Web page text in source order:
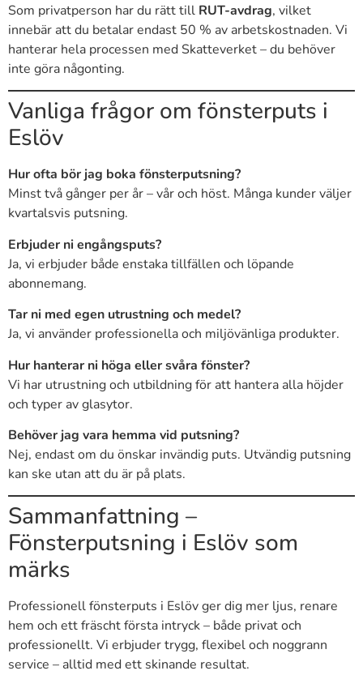
Som privatperson har du rätt till RUT-avdrag, vilket
innebär att du betalar endast 50 % av arbetskostnaden. Vi
hanterar hela processen med Skatteverket – du behöver
inte göra någonting.
Vanliga frågor om fönsterputs i
Eslöv
Hur ofta bör jag boka fönsterputsning?
Minst två gånger per år – vår och höst. Många kunder väljer
kvartalsvis putsning.
Erbjuder ni engångsputs?
Ja, vi erbjuder både enstaka tillfällen och löpande
abonnemang.
Tar ni med egen utrustning och medel?
Ja, vi använder professionella och miljövänliga produkter.
Hur hanterar ni höga eller svåra fönster?
Vi har utrustning och utbildning för att hantera alla höjder
och typer av glasytor.
Behöver jag vara hemma vid putsning?
Nej, endast om du önskar invändig puts. Utvändig putsning
kan ske utan att du är på plats.
Sammanfattning –
Fönsterputsning i Eslöv som
märks
Professionell fönsterputs i Eslöv ger dig mer ljus, renare
hem och ett fräscht första intryck – både privat och
professionellt. Vi erbjuder trygg, flexibel och noggrann
service – alltid med ett skinande resultat.